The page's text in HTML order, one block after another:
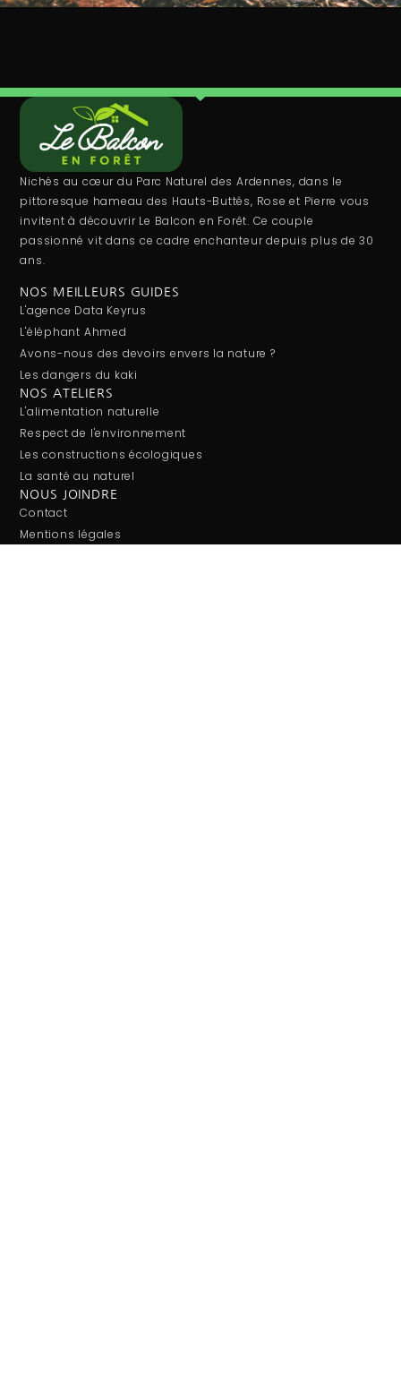
Nichés au cœur du Parc Naturel des Ardennes, dans le
pittoresque hameau des Hauts-Buttés, Rose et Pierre vous
invitent à découvrir Le Balcon en Forêt. Ce couple
passionné vit dans ce cadre enchanteur depuis plus de 30
ans.
NOS MEILLEURS GUIDES
L'agence Data Keyrus
L'éléphant Ahmed
Avons-nous des devoirs envers la nature ?
Les dangers du kaki
NOS ATELIERS
L'alimentation naturelle
Respect de l'environnement
Les constructions écologiques
La santé au naturel
NOUS JOINDRE
Contact
Mentions légales